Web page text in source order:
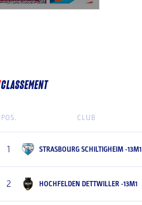
CLASSEMENT
POS. CLUB
1 STRASBOURG SCHILTIGHEIM -13M1
2 HOCHFELDEN DETTWILLER -13M1